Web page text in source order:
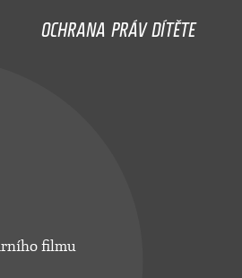
OCHRANA PRÁV DÍTĚTE
filmu